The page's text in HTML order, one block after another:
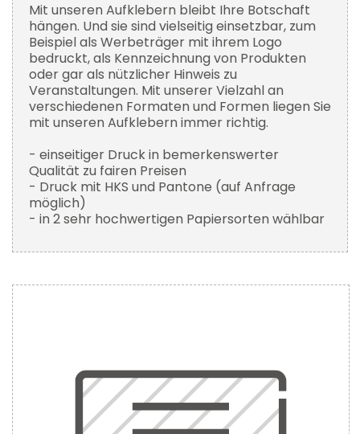
Mit unseren Aufklebern bleibt Ihre Botschaft
hängen. Und sie sind vielseitig einsetzbar, zum
Beispiel als Werbeträger mit ihrem Logo
bedruckt, als Kennzeichnung von Produkten
oder gar als nützlicher Hinweis zu
Veranstaltungen. Mit unserer Vielzahl an
verschiedenen Formaten und Formen liegen Sie
mit unseren Aufklebern immer richtig.
- einseitiger Druck in bemerkenswerter
Qualität zu fairen Preisen
- Druck mit HKS und Pantone (auf Anfrage
möglich)
- in 2 sehr hochwertigen Papiersorten wählbar
Zum
Ende
der
Bildergalerie
springen